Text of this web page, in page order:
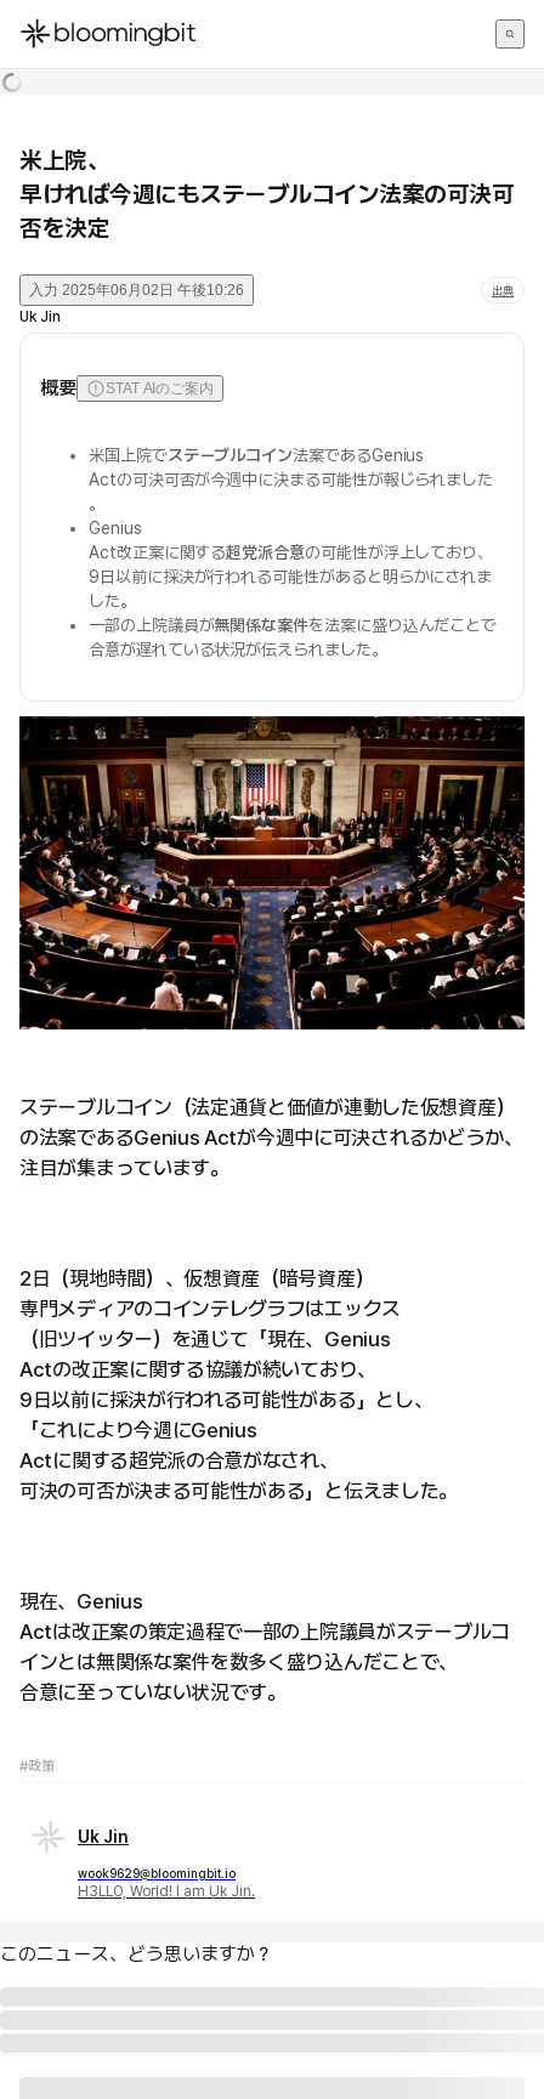
한국어
米上院、
早ければ今週にもステーブルコイン法案の可決可
否を決定
入力 2025年06月02日 午後10:26 出典
Uk Jin
概要 STAT AIのご案内
米国上院でステーブルコイン法案であるGenius
Actの可決可否が今週中に決まる可能性が報じられました
。
Genius
Act改正案に関する超党派合意の可能性が浮上しており、
9日以前に採決が行われる可能性があると明らかにされま
した。
一部の上院議員が無関係な案件を法案に盛り込んだことで
合意が遅れている状況が伝えられました。
ステーブルコイン（法定通貨と価値が連動した仮想資産）
の法案であるGenius Actが今週中に可決されるかどうか、
注目が集まっています。
2日（現地時間）、仮想資産（暗号資産）
専門メディアのコインテレグラフはエックス
（旧ツイッター）を通じて「現在、Genius
Actの改正案に関する協議が続いており、
9日以前に採決が行われる可能性がある」とし、
「これにより今週にGenius
Actに関する超党派の合意がなされ、
可決の可否が決まる可能性がある」と伝えました。
現在、Genius
Actは改正案の策定過程で一部の上院議員がステーブルコ
インとは無関係な案件を数多く盛り込んだことで、
合意に至っていない状況です。
#政策
Uk Jin
wook9629@bloomingbit.io
H3LLO, World! I am Uk Jin.
このニュース、どう思いますか？